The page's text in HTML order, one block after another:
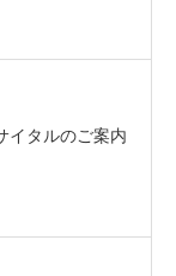
タルのご案内